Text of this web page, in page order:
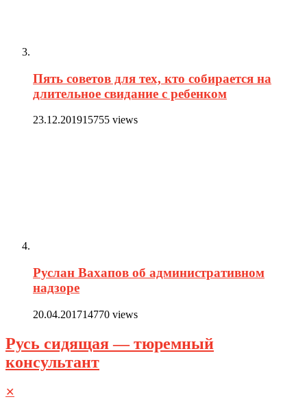
Пять советов для тех, кто собирается на
длительное свидание с ребенком
23.12.201915755 views
Руслан Вахапов об административном
надзоре
20.04.201714770 views
Русь сидящая — тюремный
консультант
✕